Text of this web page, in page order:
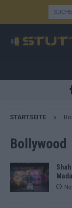
STARTSEITE
Bollywood